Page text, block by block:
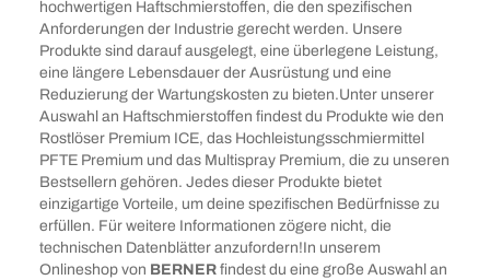
hochwertigen Haftschmierstoffen, die den spezifischen
Anforderungen der Industrie gerecht werden. Unsere
Produkte sind darauf ausgelegt, eine überlegene Leistung,
eine längere Lebensdauer der Ausrüstung und eine
Reduzierung der Wartungskosten zu bieten.Unter unserer
Auswahl an Haftschmierstoffen findest du Produkte wie den
Rostlöser Premium ICE, das Hochleistungsschmiermittel
PFTE Premium und das Multispray Premium, die zu unseren
Bestsellern gehören. Jedes dieser Produkte bietet
einzigartige Vorteile, um deine spezifischen Bedürfnisse zu
erfüllen. Für weitere Informationen zögere nicht, die
technischen Datenblätter anzufordern!In unserem
Onlineshop von BERNER findest du eine große Auswahl an